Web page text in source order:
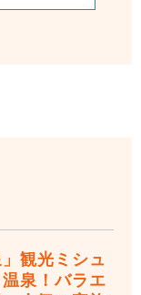
観光ミシュ
泉！バラエ